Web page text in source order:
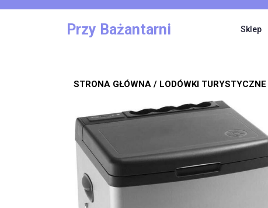
Przy Bażantarni Sklep
STRONA GŁÓWNA / LODÓWKI TURYSTYCZNE